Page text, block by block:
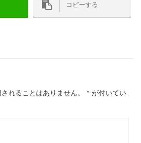
コピーする
れることはありません。 * が付いてい